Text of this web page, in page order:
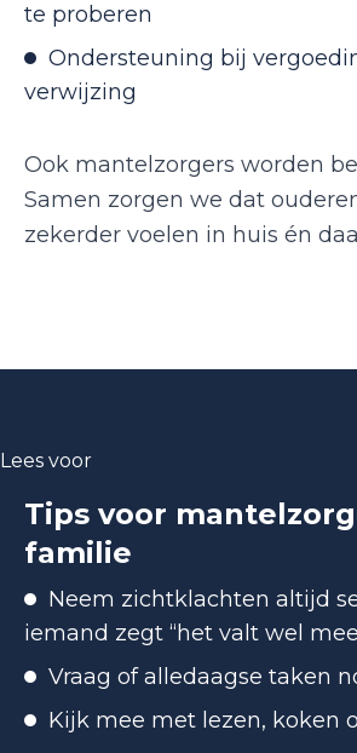
te proberen
Ondersteuning bij
verwijzing
Ook mantelzorgers worden
Samen zorgen we dat
zekerder voelen in huis én
Lees voor
Tips voor
familie
Neem zichtklachten altijd
iemand zegt “het valt wel
Vraag of alledaagse taken
Kijk mee met lezen, koken